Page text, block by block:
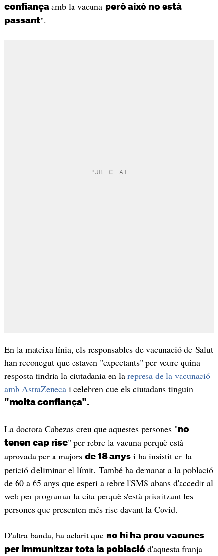
confiança amb la vacuna però això no està
passant".
En la mateixa línia, els responsables de vacunació de Salut
han reconegut que estaven "expectants" per veure quina
resposta tindria la ciutadania en la represa de la vacunació
amb AstraZenecai celebren que els ciutadans tinguin
"molta confiança".
La doctora Cabezas creu que aquestes persones "no
tenen cap risc" per rebre la vacuna perquè està
aprovada per a majors de 18 anysi ha insistit en la
petició d'eliminar el límit. També ha demanat a la població
de 60 a 65 anys que esperi a rebre l'SMS abans d'accedir al
web per programar la cita perquè s'està prioritzant les
persones que presenten més risc davant la Covid.
D'altra banda, ha aclarit que no hi ha prou vacunes
per immunitzar tota la població d'aquesta franja